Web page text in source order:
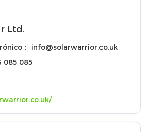
Ltd.
：
info@solarwarrior.co.uk
085 085